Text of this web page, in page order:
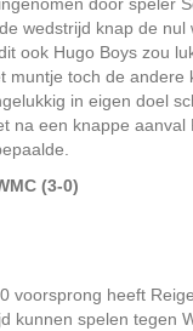
wedstrijd knap de nul
ook Hugo Boys zou
muntje toch de andere
in eigen doel
na een knappe aanval
(3-0)
voorsprong heeft
kunnen spelen tegen